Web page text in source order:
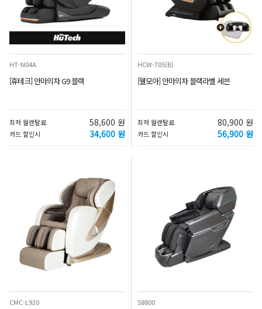
HT-N04A
[휴테크] 안마의자 G9 블랙
최저 월렌탈료 58,600 원
카드 할인시 34,600 원
HCW-705(B)
[웰모아] 안마의자 블랙라벨 세븐
최저 월렌탈료 80,900 원
카드 할인시 56,900 원
CMC-L920 S8800